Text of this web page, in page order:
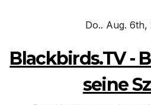
Do.. Aug. 6th,
Blackbirds.TV -
seine